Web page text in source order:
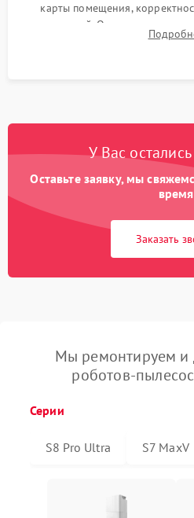
карты помещения,
препятствий. Оценка силы
Тестирование автоматического
У Вас
Оставьте заявку, мы
время
Заказать
Мы ремонтируем и
роботов-
Серии
S8 Pro Ultra S7 MaxV